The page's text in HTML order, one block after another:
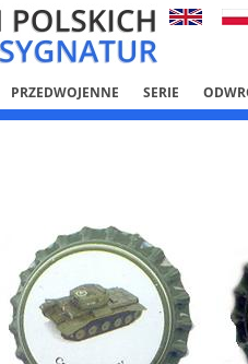
PRZEDWOJENNE SERIE